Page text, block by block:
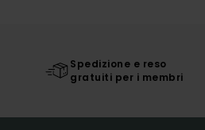
Spedizione e reso
gratuiti per i membri